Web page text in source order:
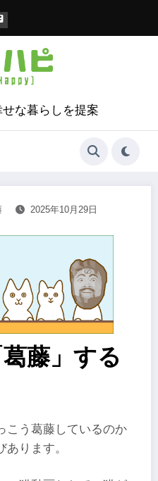
な暮らしを提案
2025年10月29日
藤」する
こう葛藤しているのか
ります。